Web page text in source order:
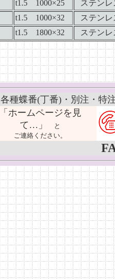
t1.5 1000×25
ステンレ
t1.5 1000×32
ステンレ
t1.5 1800×32
ステンレ
各種蝶番(丁番)・別注・特
「ホームページを見
て…」
と
ご連絡ください。